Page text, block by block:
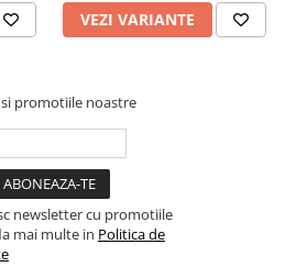
la functii avansate de
timp real
imbunatatirea calitatii acestuia
de oxigen din sange
si nivel de stres
o viata activa si sanatoasa
VEZI VARIANTE
promotiile noastre
newsletter cu promotiile
mai multe in Politica de